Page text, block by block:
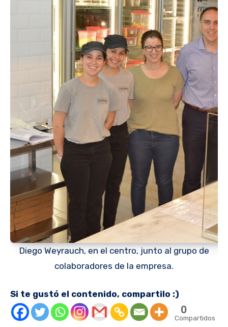
Diego Weyrauch, en el centro, junto al grupo de
colaboradores de la empresa.
Si te gustó el contenido, compartilo :)
0
Compartidos